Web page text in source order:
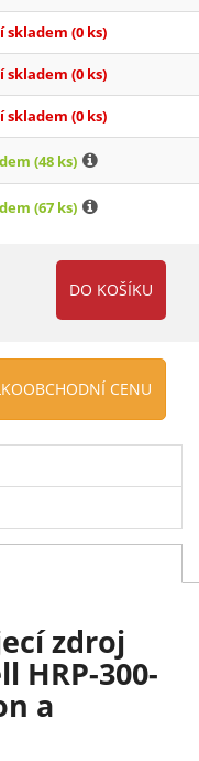
skladem (0 ks)
skladem (0 ks)
skladem (0 ks)
(48 ks)
(67 ks)
CENU
zdroj
HRP-300-
a